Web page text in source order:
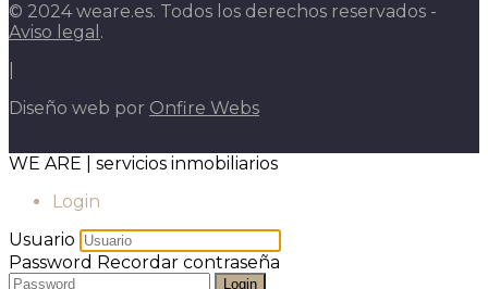
© 2024 weare.es. Todos los derechos reservados -
Aviso legal .
Diseño web por Onfire Webs
WE ARE | servicios inmobiliarios
Login
Usuario
Password Recordar contraseña
Login